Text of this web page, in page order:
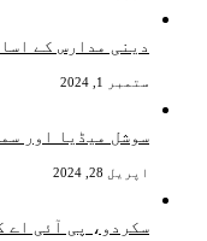
دینی مدارس کے
ستمبر 1, 2024
سوشل میڈیا اور
اپریل 28, 2024
سکردو، پی آئی اے